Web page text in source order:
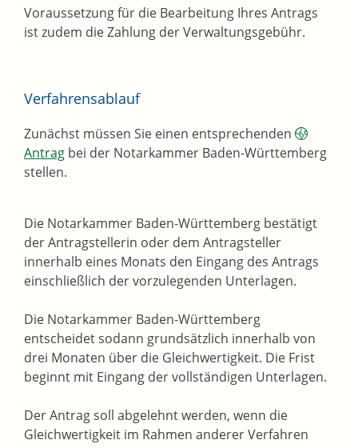
Voraussetzung für die Bearbeitung Ihres Antrags
ist zudem die Zahlung der Verwaltungsgebühr.
Verfahrensablauf
Zunächst müssen Sie einen entsprechenden
Antrag bei der Notarkammer Baden-Württemberg
stellen.
Die Notarkammer Baden-Württemberg bestätigt
der Antragstellerin oder dem Antragsteller
innerhalb eines Monats den Eingang des Antrags
einschließlich der vorzulegenden Unterlagen.
Die Notarkammer Baden-Württemberg
entscheidet sodann grundsätzlich innerhalb von
drei Monaten über die Gleichwertigkeit. Die Frist
beginnt mit Eingang der vollständigen Unterlagen.
Der Antrag soll abgelehnt werden, wenn die
Gleichwertigkeit im Rahmen anderer Verfahren